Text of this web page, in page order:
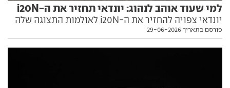
למי שעוד אוהב לנהוג: יונדאי תחזיר את ה-i20N
יונדאי צפויה להחזיר את ה-i20N לאולמות התצוגה שלה
באירופה, ככרטיס כניסה לחטיבת הביצועים הקוריאנית
פורסם בתאריך 29-06-2026